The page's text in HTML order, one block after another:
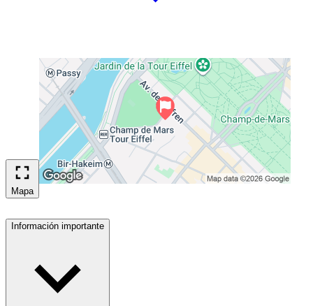
Mapa
Información importante